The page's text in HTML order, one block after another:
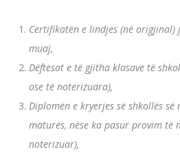
Certifikatën e lindjes (në origjinal)
muaj,
Dëftesat e të gjitha klasave të
ose të noterizuara),
Diplomën e kryerjes së shkollës së
maturës, nëse ka pasur provim të
noterizuar),